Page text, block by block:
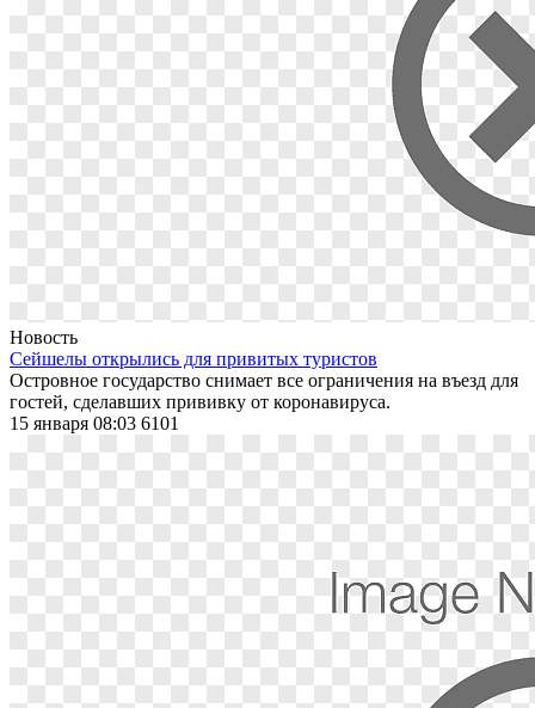
Новость
Сейшелы открылись для привитых туристов
Островное государство снимает все ограничения на въезд для
гостей, сделавших прививку от коронавируса.
15 января 08:03 6101